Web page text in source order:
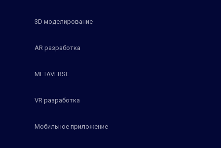
3D моделирование
AR разработка
METAVERSE
VR разработка
Мобильное приложение